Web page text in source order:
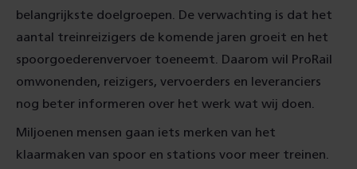
belangrijkste doelgroepen. De verwachting is dat het
aantal treinreizigers de komende jaren groeit en het
spoorgoederenvervoer toeneemt. Daarom wil ProRail
omwonenden, reizigers, vervoerders en leveranciers
nog beter informeren over het werk wat wij doen.
Miljoenen mensen gaan iets merken van het
klaarmaken van spoor en stations voor meer treinen.